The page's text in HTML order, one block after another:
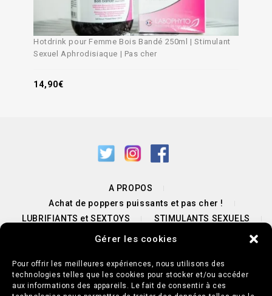
Gérer les cookies
Pour offrir les meilleures expériences, nous utilisons des
technologies telles que les cookies pour stocker et/ou accéder
aux informations des appareils. Le fait de consentir à ces
Hotdrink pour Femme Bois Bandé 250ml | Stimulant
Sexuel Aphrodisiaque | Pas cher
14,90€
A PROPOS
Achat de poppers puissants et pas cher !
LUBRIFIANTS et SEXTOYS
STIMULANTS SEXUELS
PROMOTIONS POPPERS & SEXTOYS
Mentions légales Conditions générales de vente